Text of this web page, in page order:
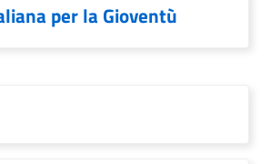
per la Gioventù